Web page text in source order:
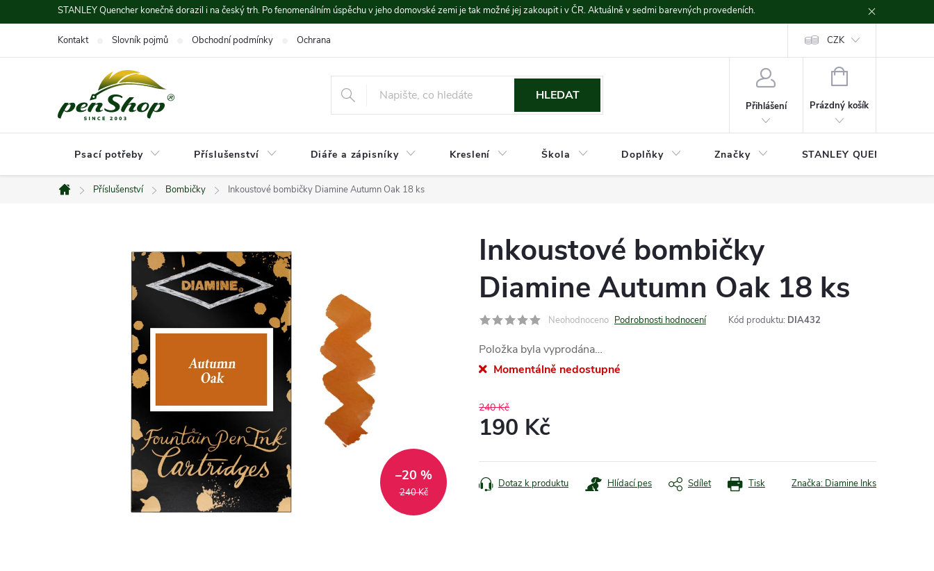
na
STANLEY Quencher konečně dorazil i na český trh. Po fenomenálním úspěchu v jeho domovské zemi je tak možné jej zakoupit i v ČR. Aktuálně v sedmi barevných provedeních.
Kontakt Slovník pojmů Obchodní podmínky Ochrana údajů CZK
HLEDAT
Přihlášení
NÁKUPNÍ
Prázdný košík
Psací potřeby Příslušenství Diáře a zápisníky Kreslení Škola Doplňky Značky STANLEY QUENCHER
Domů
Příslušenství Bombičky Inkoustové bombičky Diamine Autumn Oak 18 ks
240 Kč
–20 %
Inkoustové bombičky
Diamine Autumn Oak 18 ks
Neohodnoceno Podrobnosti hodnocení Kód produktu: DIA432
Položka byla vyprodána…
Momentálně nedostupné
240 Kč
190 Kč
cena:
Tisk
Dotaz k produktu Hlídací pes Sdílet Značka: Diamine Inks